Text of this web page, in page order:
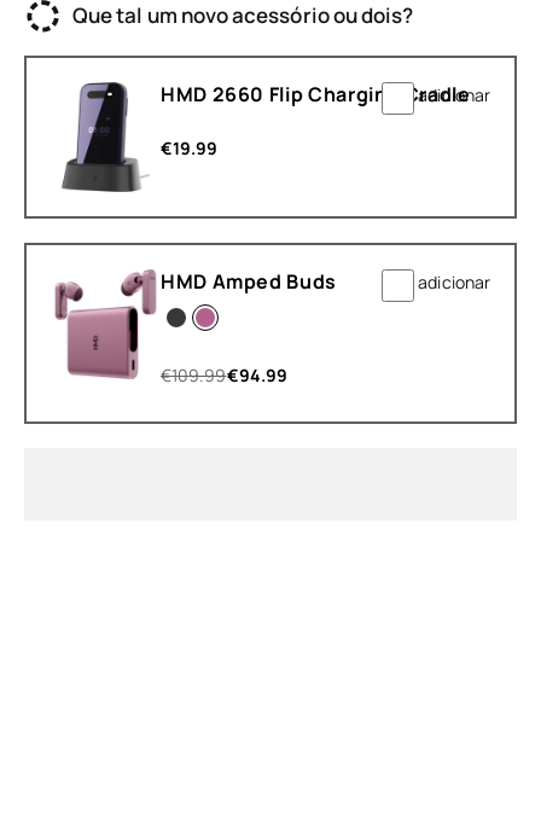
Que tal um novo acessório ou dois?
HMD 2660 Flip Charging Cradle
adicionar
€19.99
HMD Amped Buds adicionar
€109.99€94.99